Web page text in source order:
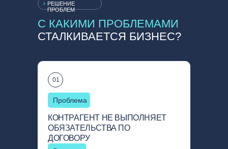
С КАКИМИ ПРОБЛЕМАМИ
СТАЛКИВАЕТСЯ БИЗНЕС?
РЕШЕНИЕ
ПРОБЛЕМ
01
КОНТРАГЕНТ НЕ ВЫПОЛНЯЕТ
ОБЯЗАТЕЛЬСТВА ПО
ДОГОВОРУ
Проблема